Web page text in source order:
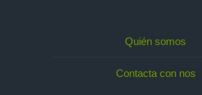
Quién somos
Contacta con nos